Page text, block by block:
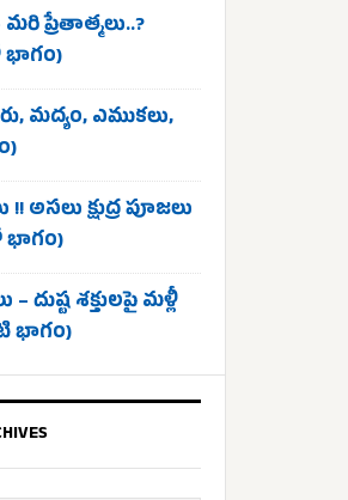
మరి ప్రేతాత్మలు..?
భాగం)
మద్యం, ఎముకలు,
అసలు క్షుద్ర పూజలు
భాగం)
– దుష్ట శక్తులపై మళ్లీ
భాగం)